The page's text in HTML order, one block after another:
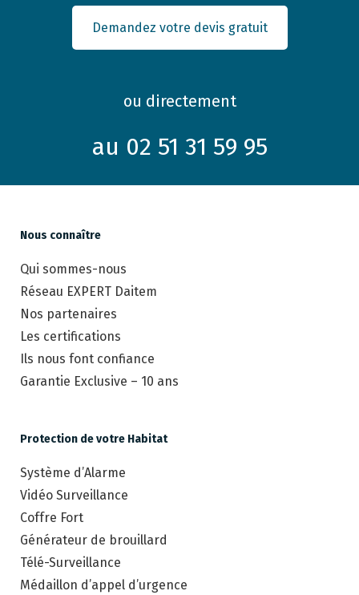
Demandez votre devis gratuit
ou directement
au 02 51 31 59 95
Nous connaître
Qui sommes-nous
Réseau EXPERT Daitem
Nos partenaires
Les certifications
Ils nous font confiance
Garantie Exclusive – 10 ans
Protection de votre Habitat
Système d’Alarme
Vidéo Surveillance
Coffre Fort
Générateur de brouillard
Télé-Surveillance
Médaillon d’appel d’urgence